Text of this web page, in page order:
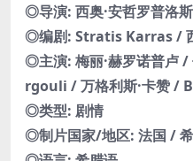
◎导演: 西奥·安哲罗普洛斯
◎编剧: Stratis Karras /
◎主演: 梅丽·赫罗诺普卢
rgouli / 万格利斯·卡赞 /
◎类型: 剧情
◎制片国家/地区: 法国 /